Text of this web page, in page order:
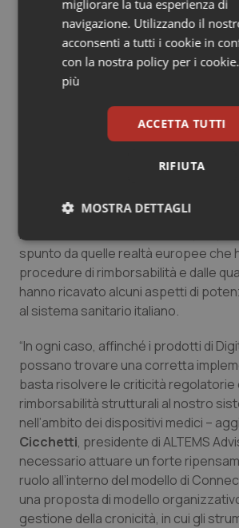
commercializzazione degli strumenti
Medicine, senza le procedure di
prezzo, espone tali tecnologie
discrezionale da parte delle Regioni e
assicurare l’unitarietà di accesso per
Da qui l’esigenza, espressa dagli
partecipato a questo progetto di
Technology Assessment (HTA) per
livelli essenziali di assistenza (LEA),
spunto da quelle realtà europee che
procedure di rimborsabilità e dalle
hanno ricavato alcuni aspetti di
al sistema sanitario italiano.
“In ogni caso, affinché i prodotti di
possano trovare una corretta
basta risolvere le criticità regolatorie
rimborsabilità strutturali al nostro
nell’ambito dei dispositivi medici –
Cicchetti, presidente di ALTEMS
necessario attuare un forte
ruolo all’interno del modello di
una proposta di modello
gestione della cronicità, in cui gli
migliorare la tua esperienza di
navigazione. Utilizzando il
acconsenti a tutti i cookie in
con la nostra policy per i cookie.
più
ACCETTA TUTTI
RIFIUTA
MOSTRA DETTAGLI
Necessari Statistici
Necessari Statistici
I cookie necessari contribuiscono a
sito web abilitandone funzionalità di
navigazione sulle pagine e l'accesso alle
protette del sito. Il sito web non è in
funzionare correttamente senza questi
Nome
VISITOR_PRIVACY_METADATA